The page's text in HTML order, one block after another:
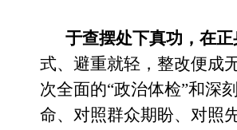
于查摆处下真功，在
式、避重就轻，整改便成
次全面的“政治体检”和深
命、对照群众期盼、对照